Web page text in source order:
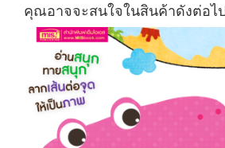
คุณอาจจะสนใจในสินค้าดังต่อไ